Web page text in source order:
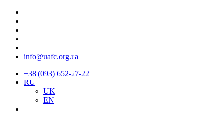
info@uafc.org.ua
+38 (093) 652-27-22
RU
UK
EN